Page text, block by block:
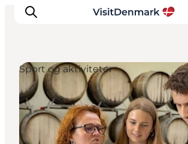
Inspiration
Destinationer
Oplevelser
Sport og aktiviteter